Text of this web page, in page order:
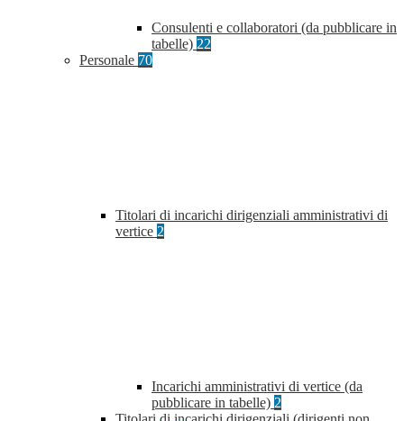
Consulenti e collaboratori (da pubblicare in
tabelle) 22
Personale 70
Titolari di incarichi dirigenziali amministrativi di
vertice 2
Incarichi amministrativi di vertice (da
pubblicare in tabelle) 2